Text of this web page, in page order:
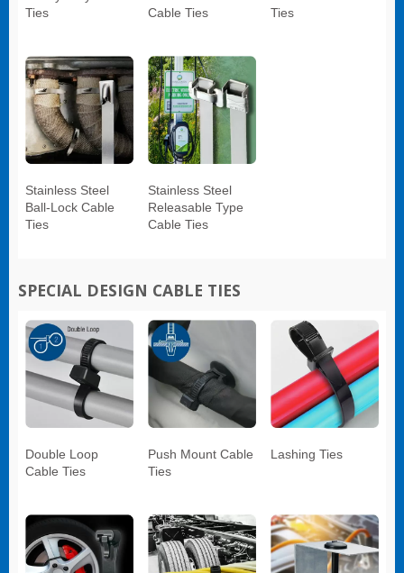
Ties
Cable Ties
Ties
Stainless Steel
Ball-Lock Cable
Ties
Stainless Steel
Releasable Type
Cable Ties
SPECIAL DESIGN CABLE TIES
Double Loop
Cable Ties
Push Mount Cable
Ties
Lashing Ties